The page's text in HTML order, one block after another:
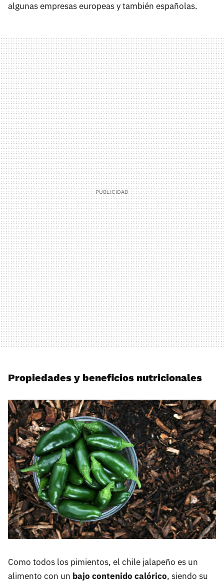
algunas empresas europeas y también españolas.
Propiedades y beneficios nutricionales
Como todos los pimientos, el chile jalapeño es un
alimento con un bajo contenido calórico, siendo su